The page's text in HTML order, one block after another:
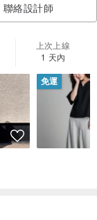
聯絡設計師
上次上線
1 天內
免運